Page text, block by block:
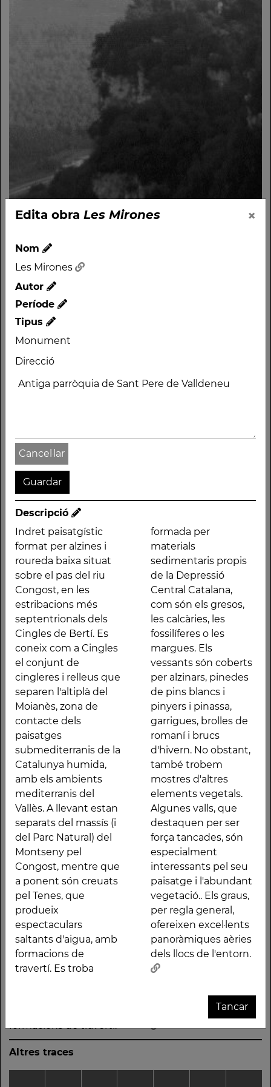
Edita obra Les Mirones ×
Nom
Les Mirones
Autor
Període
Tipus
Monument
Direcció
Cancel·lar
Descripció
Indret paisatgístic
format per alzines i
roureda baixa situat
sobre el pas del riu
Congost, en les
estribacions més
septentrionals dels
Cingles de Bertí. Es
coneix com a Cingles
el conjunt de
cingleres i relleus que
separen l'altiplà del
Moianès, zona de
contacte dels
paisatges
submediterranis de la
Catalunya humida,
amb els ambients
mediterranis del
Vallès. A llevant estan
separats del massís (i
del Parc Natural) del
Montseny pel
Congost, mentre que
a ponent són creuats
pel Tenes, que
produeix
espectaculars
saltants d'aigua, amb
formacions de
travertí. Es troba
formada per
materials
sedimentaris propis
de la Depressió
Central Catalana,
com són els gresos,
les calcàries, les
fossilíferes o les
margues. Els
vessants són coberts
per alzinars, pinedes
de pins blancs i
pinyers i pinassa,
garrigues, brolles de
romaní i brucs
d'hivern. No obstant,
també trobem
mostres d'altres
elements vegetals.
Algunes valls, que
destaquen per ser
força tancades, són
especialment
interessants pel seu
paisatge i l'abundant
vegetació.. Els graus,
per regla general,
ofereixen excel·lents
panoràmiques aèries
dels llocs de l'entorn.
Tancar
Nom
Les Mirones
Autor
Monument
Direcció
Antiga parròquia de
Sant Pere de Valldeneu
Descripció
Indret paisatgístic
format per alzines i
roureda baixa situat
sobre el pas del riu
Congost, en les
estribacions més
septentrionals dels
Cingles de Bertí. Es
coneix com a Cingles
el conjunt de cingleres
i relleus que separen
l'altiplà del Moianès,
zona de contacte dels
paisatges
submediterranis de la
Catalunya humida,
amb els ambients
mediterranis del Vallès.
A llevant estan
separats del massís (i
del Parc Natural) del
Montseny pel
Congost, mentre que
a ponent són creuats
pel Tenes, que
formacions de travertí.
Es troba formada per
materials sedimentaris
propis de la Depressió
Central Catalana, com
són els gresos, les
calcàries, les fossilíferes
o les margues. Els
vessants són coberts
per alzinars, pinedes
de pins blancs i
pinyers i pinassa,
garrigues, brolles de
romaní i brucs
d'hivern. No obstant,
també trobem
mostres d'altres
elements vegetals.
Algunes valls, que
destaquen per ser
força tancades, són
especialment
interessants pel seu
paisatge i l'abundant
vegetació.. Els graus,
per regla general,
dels llocs de l'entorn.
Altres traces